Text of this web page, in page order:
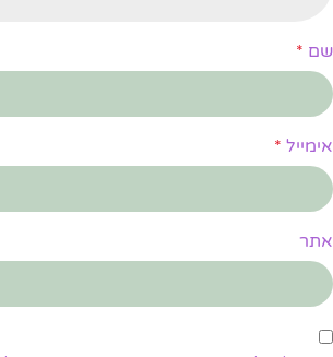
שם *
אימייל *
אתר